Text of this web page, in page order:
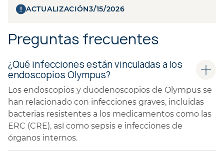
ACTUALIZACIÓN3/15/2026
Preguntas frecuentes
¿Qué infecciones están vinculadas a los
endoscopios Olympus?
Los endoscopios y duodenoscopios de Olympus se
han relacionado con infecciones graves, incluidas
bacterias resistentes a los medicamentos como las
ERC (CRE), así como sepsis e infecciones de
órganos internos.